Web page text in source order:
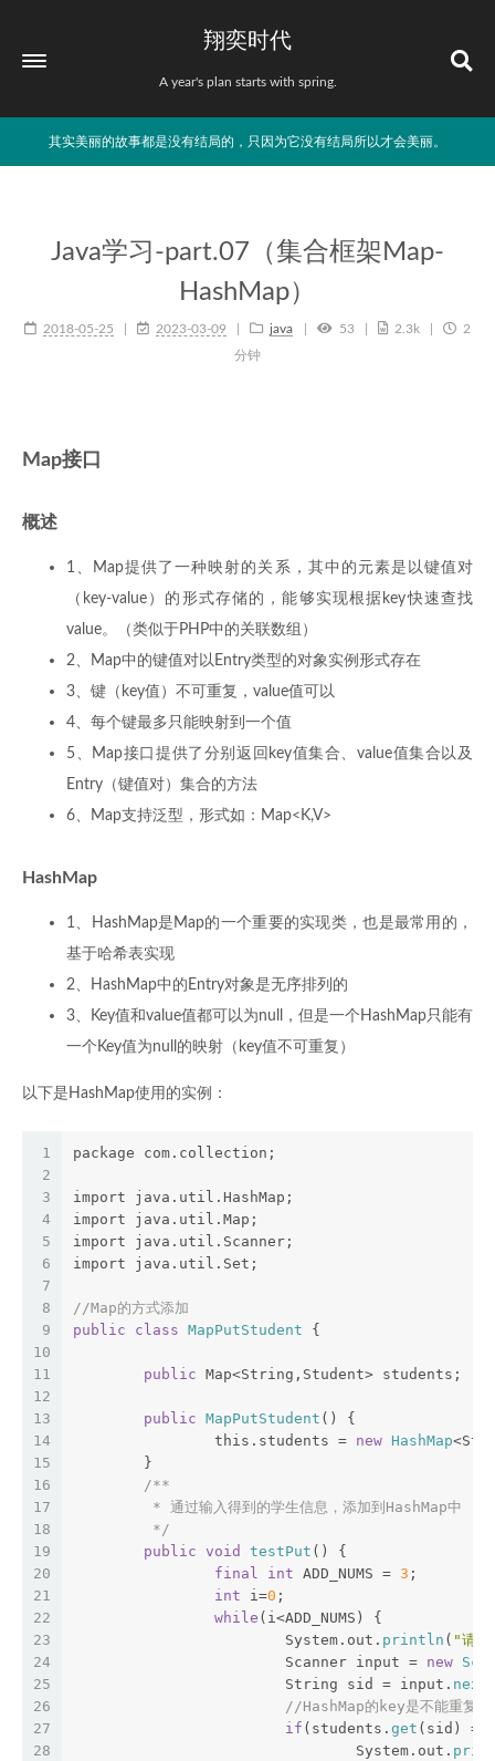
翔奕时代
A year's plan starts with spring.
其实美丽的故事都是没有结局的，只因为它没有结局所以才会美丽。
Java学习-part.07（集合框架Map-
HashMap）
2018-05-25 2023-03-09 java 53 2.3k
2
分钟
Map接口
概述
1、Map提供了一种映射的关系，其中的元素是以键值对
（key-value）的形式存储的，能够实现根据key快速查找
value。（类似于PHP中的关联数组）
2、Map中的键值对以Entry类型的对象实例形式存在
3、键（key值）不可重复，value值可以
4、每个键最多只能映射到一个值
5、Map接口提供了分别返回key值集合、value值集合以及
Entry（键值对）集合的方法
6、Map支持泛型，形式如：Map<K,V>
HashMap
1、HashMap是Map的一个重要的实现类，也是最常用的，
基于哈希表实现
2、HashMap中的Entry对象是无序排列的
3、Key值和value值都可以为null，但是一个HashMap只能有
一个Key值为null的映射（key值不可重复）
以下是HashMap使用的实例：
1
2
3
4
5
6
7
8
9
10
11
12
13
14
15
16
17
18
19
20
21
22
23
24
25
26
27
28
package com.collection;
import java.util.HashMap;
import java.util.Map;
import java.util.Scanner;
import java.util.Set;
//Map的方式添加
public
class MapPutStudent {
public Map<String,Student> students;
public MapPutStudent () {
		this.students =
new HashMap
	}
/**
	 * 通过输入得到的学生信息，添加到HashMap中
	 */
public void testPut () {
final
int ADD_NUMS = 3 ;
int i=0 ;
while (i<ADD_NUMS) {
			System.out.
println ( "请输
			Scanner input =
new
			String sid = input.
next
//HashMap的key是不能重复的
if (students. get (sid)
				System.out.